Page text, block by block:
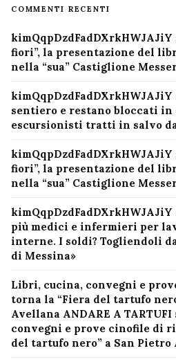
COMMENTI RECENTI
kimQqpDzdFadDXrkHWJAJiY
fiori”, la presentazione del
nella “sua” Castiglione
kimQqpDzdFadDXrkHWJAJiY
sentiero e restano bloccati in
escursionisti tratti in salvo
kimQqpDzdFadDXrkHWJAJiY
fiori”, la presentazione del
nella “sua” Castiglione
kimQqpDzdFadDXrkHWJAJiY
più medici e infermieri per
interne. I soldi? Togliendoli
di Messina»
Libri, cucina, convegni e
torna la “Fiera del tartufo
Avellana ANDARE A TARTUFI
convegni e prove cinofile di
del tartufo nero” a San Pietro